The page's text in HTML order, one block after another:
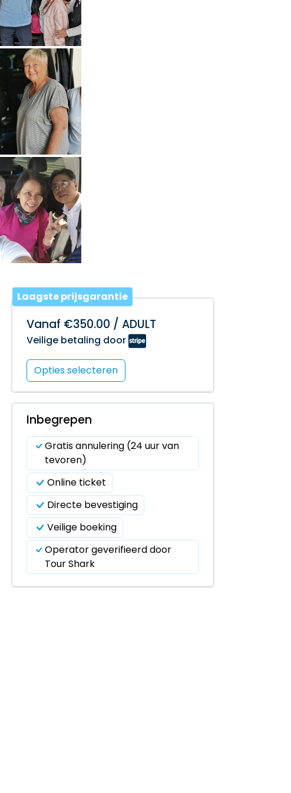
Laagste prijsgarantie
Vanaf €350.00 / ADULT
Veilige betaling door
Opties selecteren
Inbegrepen
Gratis annulering (24 uur van
tevoren)
Online ticket
Directe bevestiging
Veilige boeking
Operator geverifieerd door
Tour Shark